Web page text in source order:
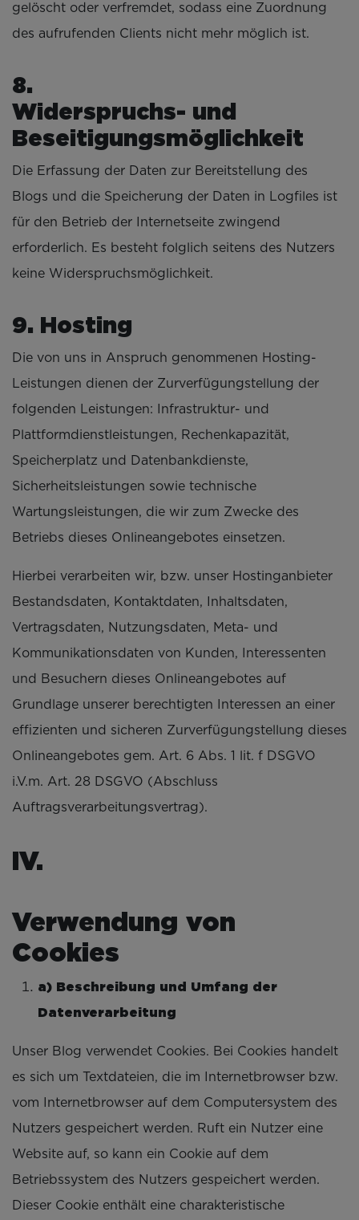
gelöscht oder verfremdet, sodass eine Zuordnung
des aufrufenden Clients nicht mehr möglich ist.
Widerspruchs- und
Beseitigungsmöglichkeit
Die Erfassung der Daten zur Bereitstellung des
Blogs und die Speicherung der Daten in Logfiles ist
für den Betrieb der Internetseite zwingend
erforderlich. Es besteht folglich seitens des Nutzers
keine Widerspruchsmöglichkeit.
9. Hosting
Die von uns in Anspruch genommenen Hosting-
Leistungen dienen der Zurverfügungstellung der
folgenden Leistungen: Infrastruktur- und
Plattformdienstleistungen, Rechenkapazität,
Speicherplatz und Datenbankdienste,
Sicherheitsleistungen sowie technische
Wartungsleistungen, die wir zum Zwecke des
Betriebs dieses Onlineangebotes einsetzen.
Hierbei verarbeiten wir, bzw. unser Hostinganbieter
Bestandsdaten, Kontaktdaten, Inhaltsdaten,
Vertragsdaten, Nutzungsdaten, Meta- und
Kommunikationsdaten von Kunden, Interessenten
und Besuchern dieses Onlineangebotes auf
Grundlage unserer berechtigten Interessen an einer
effizienten und sicheren Zurverfügungstellung dieses
Onlineangebotes gem. Art. 6 Abs. 1 lit. f DSGVO
i.V.m. Art. 28 DSGVO (Abschluss
Auftragsverarbeitungsvertrag).
IV.
Verwendung von
Cookies
a) Beschreibung und Umfang der
Datenverarbeitung
Unser Blog verwendet Cookies. Bei Cookies handelt
es sich um Textdateien, die im Internetbrowser bzw.
vom Internetbrowser auf dem Computersystem des
Nutzers gespeichert werden. Ruft ein Nutzer eine
Website auf, so kann ein Cookie auf dem
Betriebssystem des Nutzers gespeichert werden.
Dieser Cookie enthält eine charakteristische